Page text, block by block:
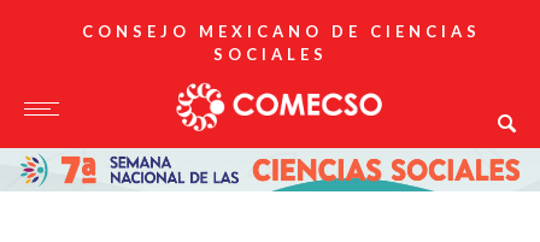
CONSEJO MEXICANO DE CIENCIAS
SOCIALES